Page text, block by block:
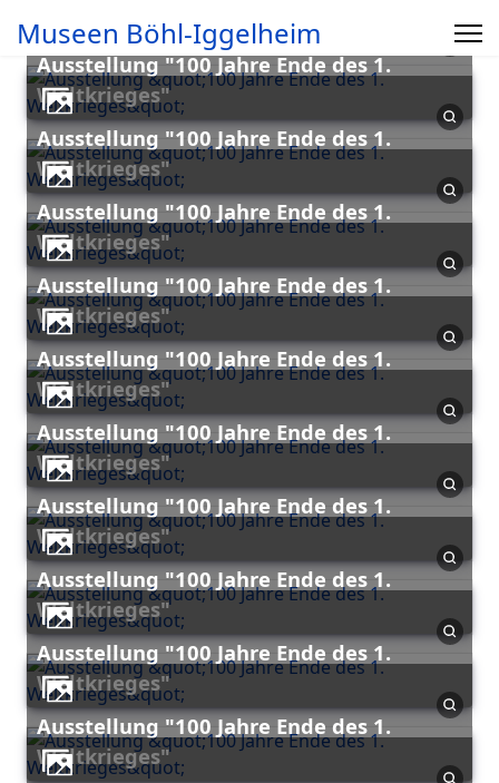
Museen Böhl-Iggelheim
Ausstellung "100 Jahre Ende des 1.
Weltkrieges"
Ausstellung "100 Jahre Ende des 1.
Weltkrieges"
Ausstellung "100 Jahre Ende des 1.
Weltkrieges"
Ausstellung "100 Jahre Ende des 1.
Weltkrieges"
Ausstellung "100 Jahre Ende des 1.
Weltkrieges"
Ausstellung "100 Jahre Ende des 1.
Weltkrieges"
Ausstellung "100 Jahre Ende des 1.
Weltkrieges"
Ausstellung "100 Jahre Ende des 1.
Weltkrieges"
Ausstellung "100 Jahre Ende des 1.
Weltkrieges"
Ausstellung "100 Jahre Ende des 1.
Weltkrieges"